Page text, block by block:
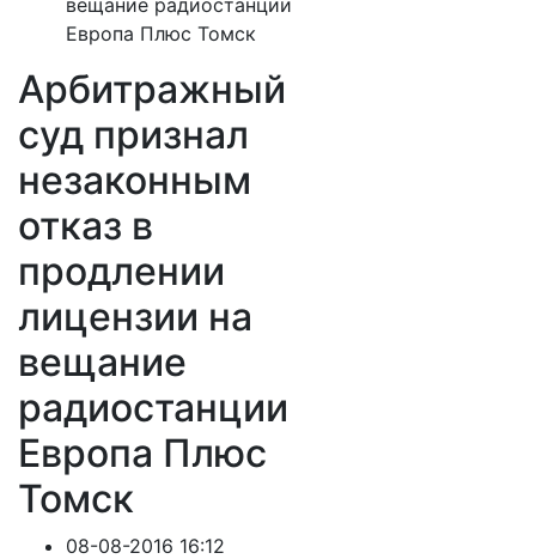
вещание радиостанции
Европа Плюс Томск
Арбитражный
суд признал
незаконным
отказ в
продлении
лицензии на
вещание
радиостанции
Европа Плюс
Томск
08-08-2016 16:12